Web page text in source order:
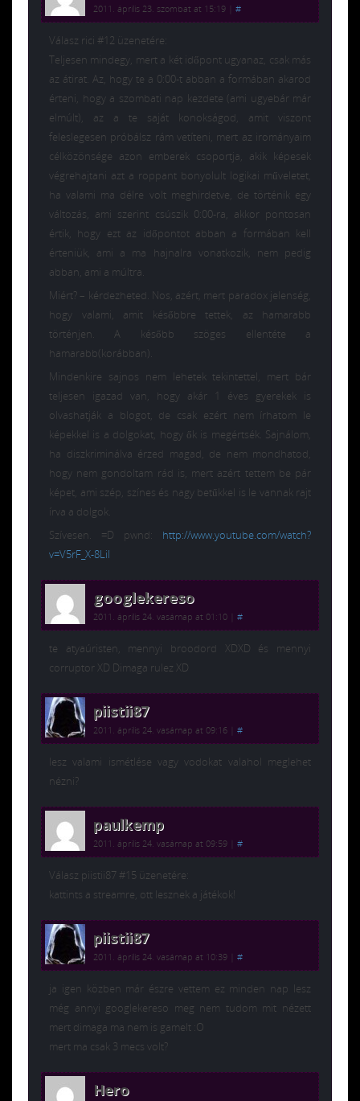
2011. április 23. szombat at 15:19 #
Válasz rici #12 üzenetére:
Teljesen mindegy, mert a két időpont ugyanaz, csak más
az átirat. Az, hogy te a 0:00-t abban a formában akarod
érteni, hogy a szombati nap kezdete (ami ugyebár már
elmúlt), az a te saját konokságod, amit viszont
feleslegesen próbálsz rám vetíteni, mert az irományaim
célközönsége azon emberek csoportja, akik képesek
végrehajtani azt a roppant bonyolult logikai műveletet,
ha valami ma délre volt meghirdetve, de történik egy
változás, ami szerint csúszik 0:00-ra, akkor pontosan
értik, hogy ezt az időpontot abban a formában kell
érteniük, ami a ma hajnalra vonatkozik, nem pedig
abban, ami a múltra.
Miért? – kérdezheted. Nos, azért, mert paradox jelenség,
hogy valami, amit későbbre tettek, az hamarabb
történjen. A később szöges ellentéte a
hamarabb(korábban).
Mindenkire sajnos nem lehetek tekintettel, mert bár
teljesen igazad van, hogy akár 1 éves gyerekek is
olvashatják a blogot, de csak ezért nem írhatom le
képekkel is a dolgokat, hogy ők is megértsék. Sajnálom,
ha diszkriminálva érzed magad, de nem mondhatod,
hogy nem gondoltam rád is, mert azért tettem be pár
képet, ami szép, színes és nagy betűkkel is le vannak rajt
írva a dolgok.
Szívesen. =D pwnd: http://www.youtube.com/watch?
v=V5rF_X-8LiI
googlekereso
2011. április 24. vasárnap at 01:10 #
te atyaúristen, mennyi broodord XDXD és mennyi
corruptor XD Dimaga rulez XD
piistii87
2011. április 24. vasárnap at 09:16 #
lesz valami ismétlése vagy vodokat valahol meglehet
nézni?
paulkemp
2011. április 24. vasárnap at 09:59 #
Válasz piistii87 #15 üzenetére:
kattints a streamre, ott lesznek a játékok!
piistii87
2011. április 24. vasárnap at 10:39 #
ja igen közben már észre vettem ez minden nap lesz
még annyi googlekereso meg nem tudom mit nézett
mert dimaga ma nem is gamelt :O
mert ma csak 3 mecs volt?
Hero